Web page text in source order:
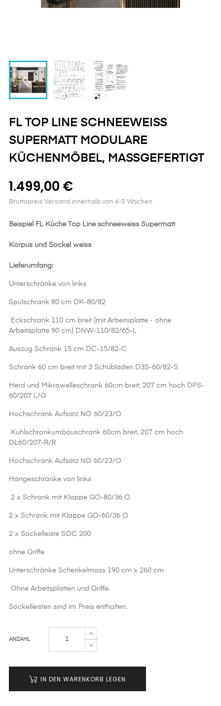
FL TOP LINE SCHNEEWEISS
SUPERMATT MODULARE
KÜCHENMÖBEL, MASSGEFERTIGT
1.499,00 €
Bruttopreis Versand innerhalb von 4-5 Wochen
Beispiel FL Küche Top Line schneeweiss Supermatt
Korpus und Sockel weiss
Lieferumfang:
Unterschränke von links
Spülschrank 80 cm DK-80/82
Eckschrank 110 cm breit (mit Arbeitsplatte - ohne
Arbeitsplatte 90 cm) DNW-110/82/65-L
Auszug Schrank 15 cm DC-15/82-C
Schrank 60 cm breit mit 3 Schubladen D3S-60/82-S
Herd und Mikrowelleschrank 60cm breit, 207 cm hoch DPS-
60/207 L/O
Hochschrank Aufsatz NO 60/23/O
Kuhlschrankumbauschrank 60cm breit, 207 cm hoch
DL60/207-R/R
Hochschrank Aufsatz NO 60/23/O
Hängeschränke von links
2 x Schrank mit Klappe GO-80/36 O
2 x Schrank mit Klappe GO-60/36 O
2 x Sockelleiste SOC 200
ohne Griffe
Unterschränke Schenkelmass 190 cm x 260 cm
Ohne Arbeitsplatten und Griffe.
Sockelleisten sind im Preis enthalten.
ANZAHL
IN DEN WARENKORB LEGEN